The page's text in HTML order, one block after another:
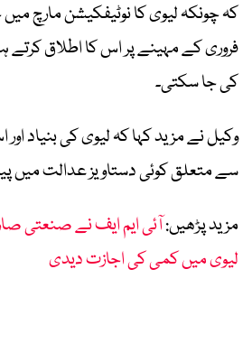
کہ چونکہ لیوی کا نوٹیفکیشن مارچ
فروری کے مہینے پر اس کا اطلاق کرتے
کی جا سکتی۔
وکیل نے مزید کہا کہ لیوی کی بنیاد
سے متعلق کوئی دستاویز عدالت میں
مزید پڑھیں:آئی ایم ایف نے صنعتی
لیوی میں کمی کی اجازت دیدی